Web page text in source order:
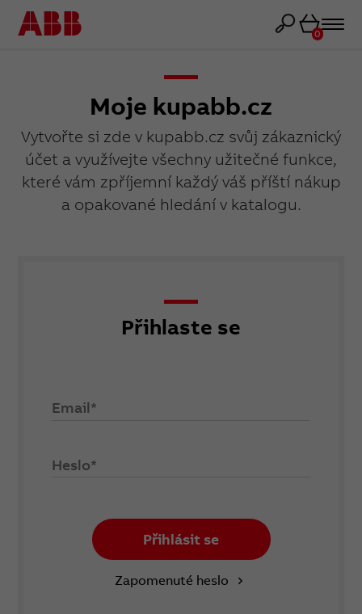
Košík
0
Moje kupabb.cz
Vytvořte si zde v kupabb.cz svůj zákaznický
účet a využívejte všechny užitečné funkce,
které vám zpříjemní každý váš příští nákup
a opakované hledání v katalogu.
Přihlaste se
Email*
Heslo*
Přihlásit se
Zapomenuté heslo